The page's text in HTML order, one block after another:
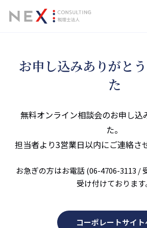
お申し込みありがと
た
無料オンライン相談会のお申し込
た。
担当者より3営業日以内にご連絡さ
お急ぎの方はお電話 (06-4706-3113 /
受け付けております
コーポレートサイト